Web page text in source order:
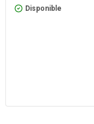
Disponible